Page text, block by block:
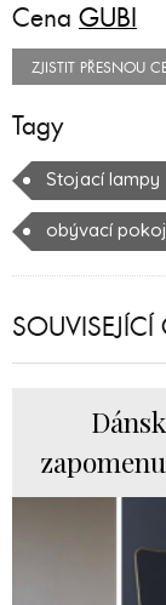
Cena GUBI
ZJISTIT PŘESNOU
Tagy
Stojací lampy
obývací pokoj